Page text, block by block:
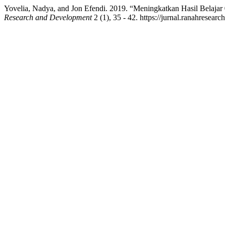
Yovelia, Nadya, and Jon Efendi. 2019. “Meningkatkan Hasil
Research and Development2 (1), 35 - 42. https://